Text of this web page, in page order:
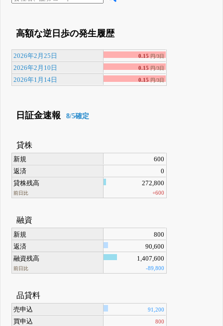
登録すると永久30%OFFと米株版の先行利用も付きます
高額な逆日歩の発生履歴
2026年2月25日 0.15 円/3日
2026年2月10日 0.15 円/3日
2026年1月14日 0.15 円/3日
日証金速報 8/5確定
貸株
新規
600
返済
0
貸株残高
前日比
272,800
+600
融資
新規
800
返済
90,600
融資残高
前日比
1,407,600
-89,800
品貸料
売申込 91,200
買申込 800